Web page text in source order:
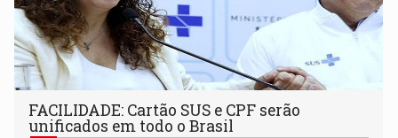
FACILIDADE: Cartão SUS e CPF serão
unificados em todo o Brasil